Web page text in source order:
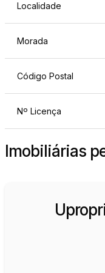
Localidade
Morada
Código Postal
Nº Licença
Imobiliárias